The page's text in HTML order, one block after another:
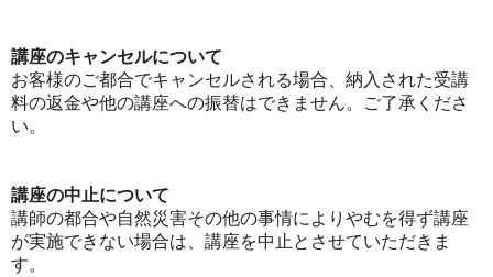
講座のキャンセルについて
お客様のご都合でキャンセルされる場合、納入された受講
料の返金や他の講座への振替はできません。ご了承くださ
い。
講座の中止について
講師の都合や自然災害その他の事情によりやむを得ず講座
が実施できない場合は、講座を中止とさせていただきま
す。